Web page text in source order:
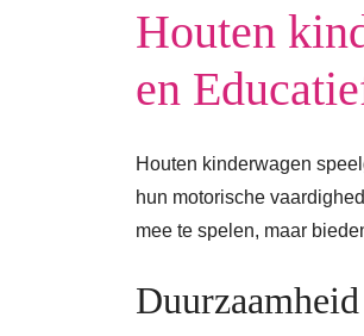
Houten
en
Houten kinderwagen
hun motorische
mee te spelen, maar
Duurzaamheid